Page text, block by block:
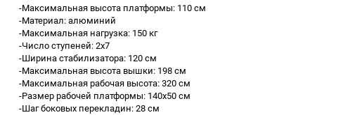
-Максимальная высота платформы: 110 см
-Материал: алюминий
-Максимальная нагрузка: 150 кг
-Число ступеней: 2х7
-Ширина стабилизатора: 120 см
-Максимальная высота вышки: 198 см
-Максимальная рабочая высота: 320 см
-Размер рабочей платформы: 140х50 см
-Шаг боковых перекладин: 28 см